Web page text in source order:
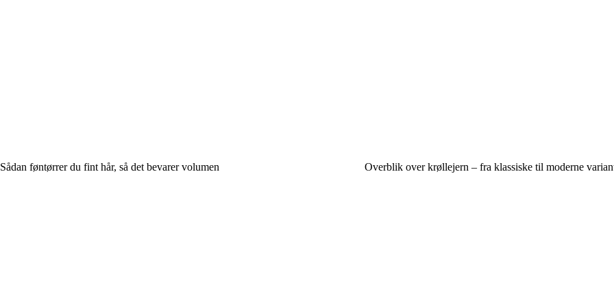
Sådan føntørrer du fint hår, så det bevarer volumen Overblik over krøllejern – fra klassiske til moderne